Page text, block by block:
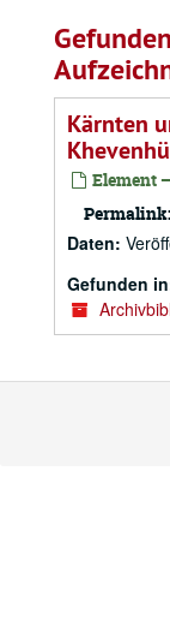
Kärnten
Element
Permalink:
Daten:
Gefunden